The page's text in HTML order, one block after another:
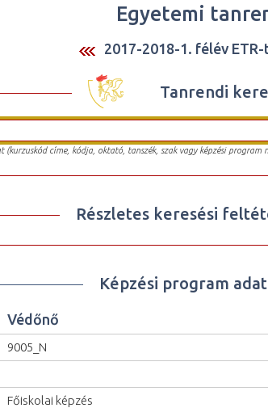
Egyetemi
2017-2018-1. félév ETR-
Tanrendi
(kurzuskód címe, kódja, oktató, tanszék, szak vagy képzési program
Részletes keresési
Képzési program
Védőnő
9005_N
Főiskolai képzés